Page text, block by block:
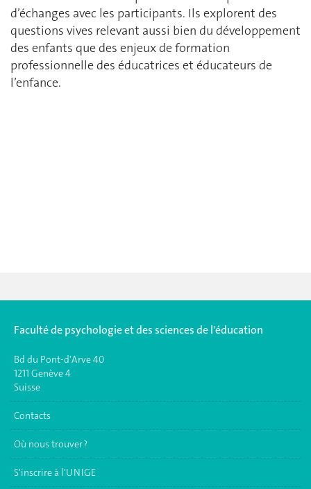
d’échanges avec les participants. Ils explorent des
questions vives relevant aussi bien du développement
des enfants que des enjeux de formation
professionnelle des éducatrices et éducateurs de
l’enfance.
Faculté de psychologie et des sciences de l'éducation
Bd du Pont-d'Arve 40
1211 Genève 4
Suisse
Contacts
Où nous trouver ?
S'inscrire à l'UNIGE